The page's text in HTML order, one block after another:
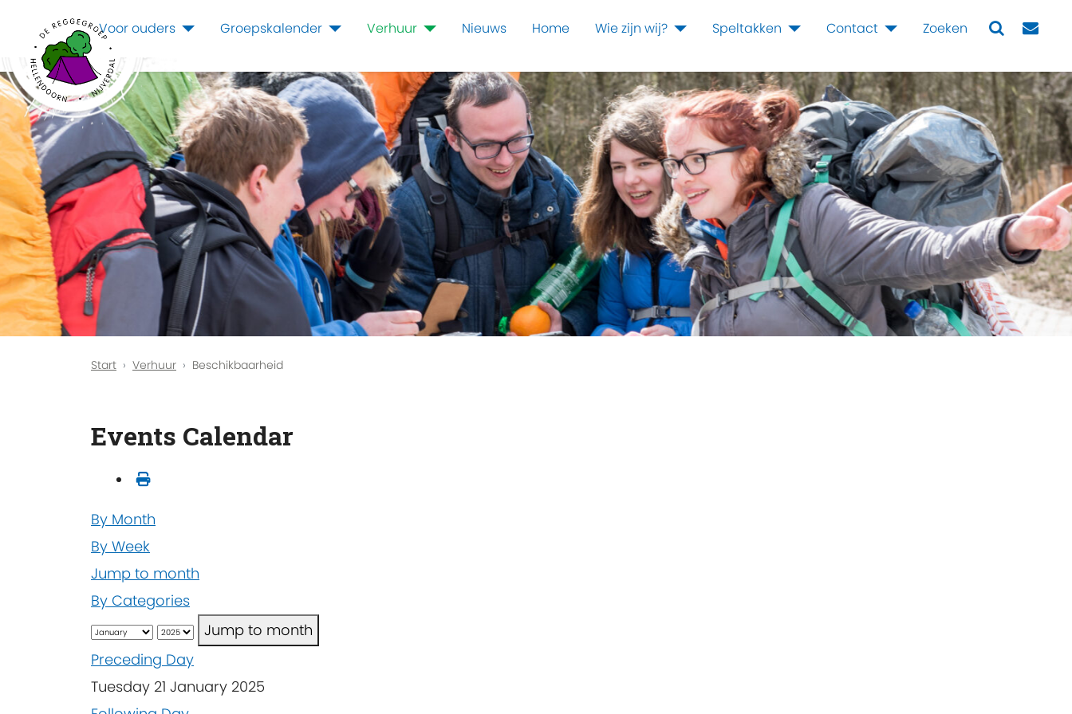
Voor ouders Groepskalender Verhuur Nieuws Home Wie zijn wij? Speltakken Contact Zoeken
Start Verhuur Beschikbaarheid
Events Calendar
By Month
By Week
Jump to month
By Categories
Jump to month
Preceding Day
Tuesday 21 January 2025